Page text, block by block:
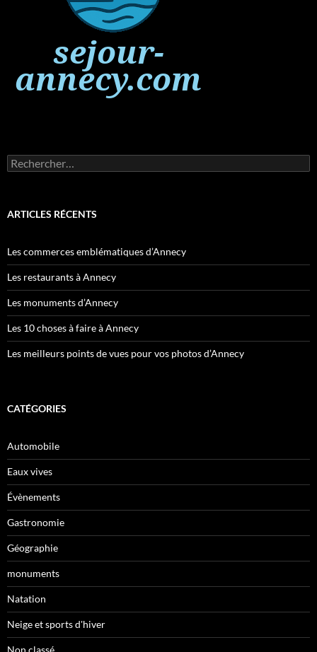
Rechercher :
ARTICLES RÉCENTS
Les commerces emblématiques d’Annecy
Les restaurants à Annecy
Les monuments d’Annecy
Les 10 choses à faire à Annecy
Les meilleurs points de vues pour vos photos d’Annecy
CATÉGORIES
Automobile
Eaux vives
Évènements
Gastronomie
Géographie
monuments
Natation
Neige et sports d'hiver
Non classé